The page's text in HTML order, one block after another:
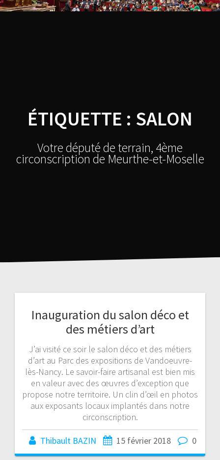
Skip
ÉTIQUETTE : SALON
Votre député de terrain, 4ème
circonscription de Meurthe-et-Moselle
Inauguration du salon déco et
des métiers d’art
J’ai visité ce soir le salon déco et des métiers
d’art au Parc des expositions de Vandoeuvre-
lès-Nancy. Le savoir-faire artisanal est bien mis
en valeur avec des œuvres d’exception que
propose notre territoire. Un clin d’œil en photos
aux exposants locaux implantés dans notre
circonscription.
Thibault BAZIN 15 février 2018 0